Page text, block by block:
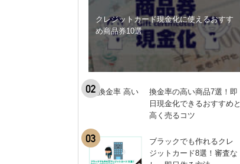
クレジットカード現金化に使えるおすす
め商品券10選
換金率の高い商品7選！即
日現金化できるおすすめと
高く売るコツ
ブラックでも作れるクレ
ジットカード8選！審査な